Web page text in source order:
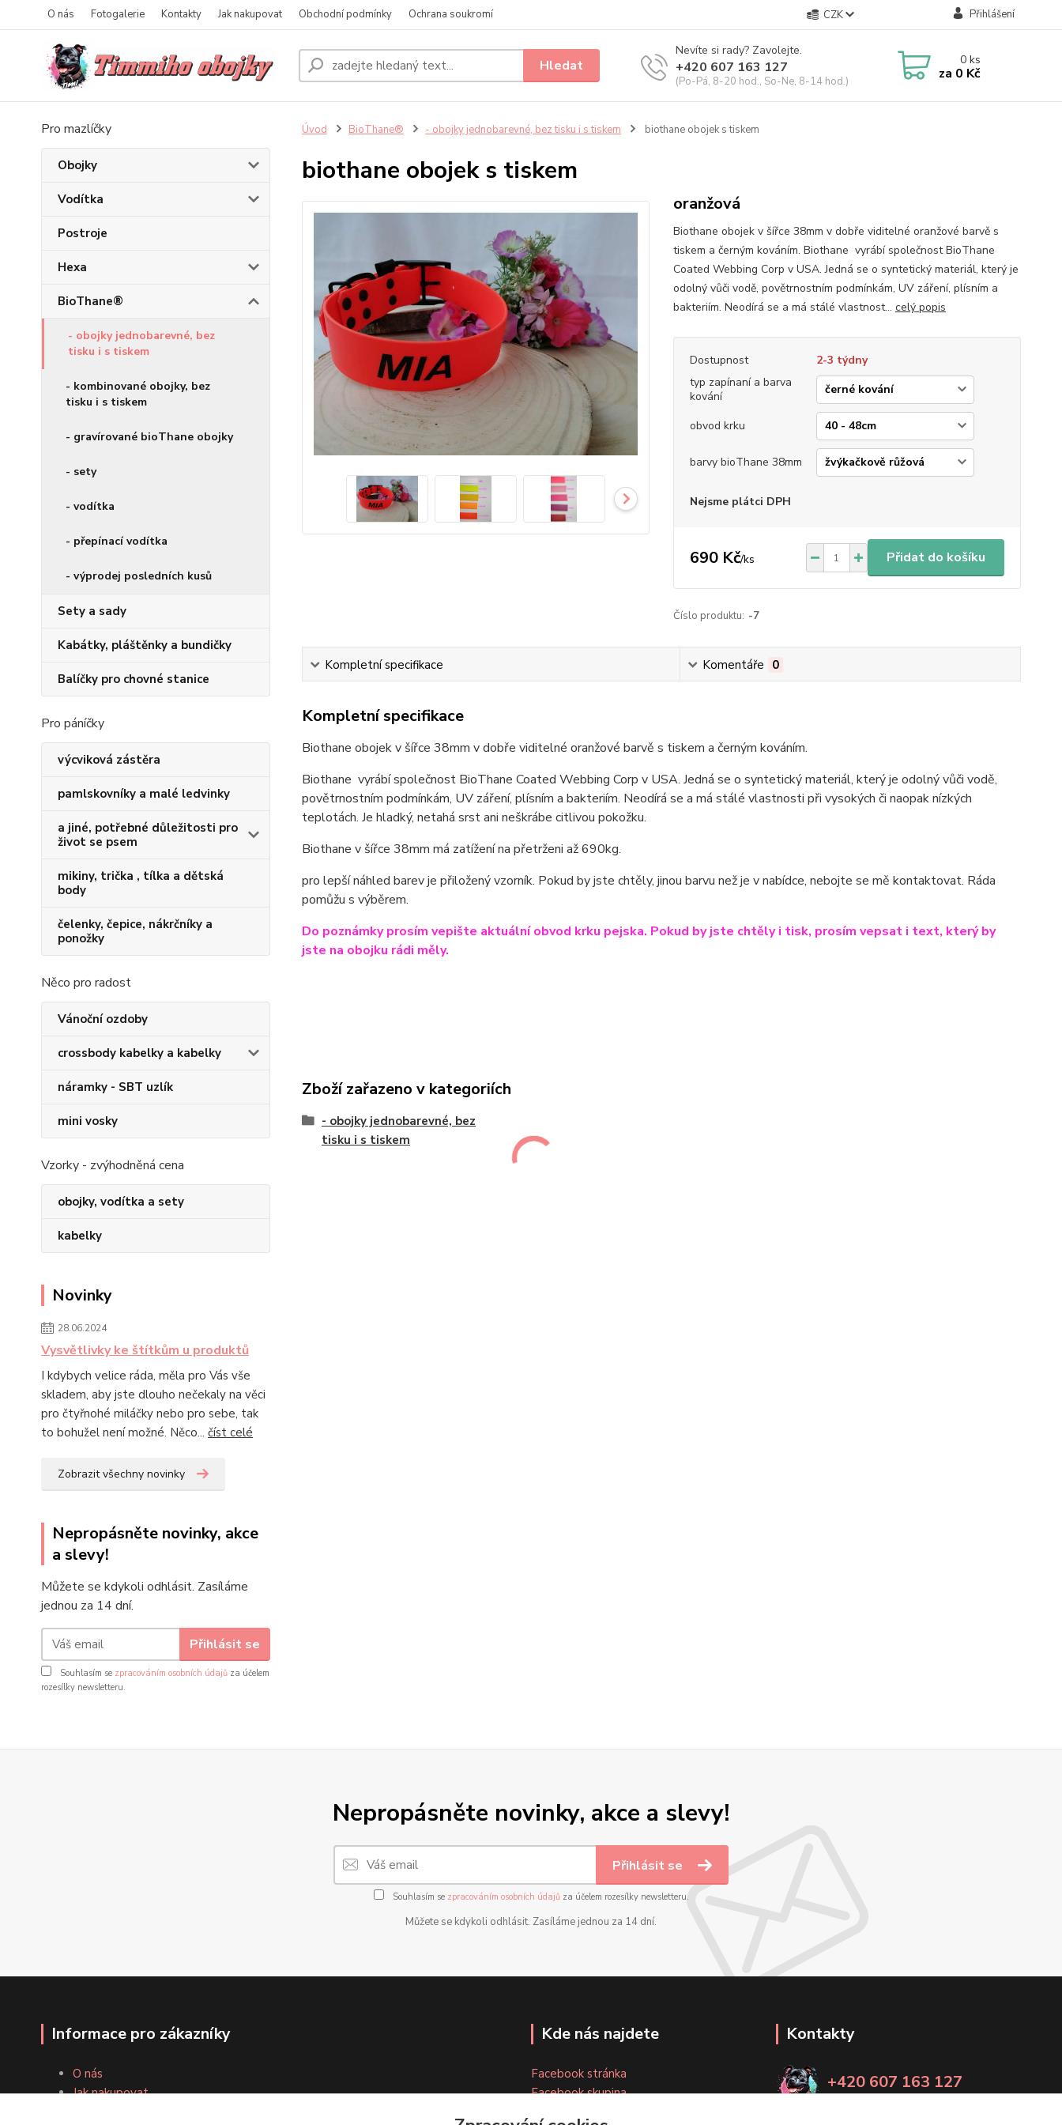
O nás Fotogalerie Kontakty Jak nakupovat Obchodní podmínky Ochrana soukromí CZK Přihlášení
Hledat
Nevíte si rady? Zavolejte.
+420 607 163 127
(Po-Pá, 8-20 hod., So-Ne, 8-14 hod.)
0ks
za 0 Kč
Pro mazlíčky
Obojky
Vodítka
Postroje
Hexa
BioThane®
- obojky jednobarevné, bez
tisku i s tiskem
- kombinované obojky, bez
tisku i s tiskem
- gravírované bioThane obojky
- sety
- vodítka
- přepínací vodítka
- výprodej posledních kusů
Sety a sady
Kabátky, pláštěnky a bundičky
Balíčky pro chovné stanice
Pro páníčky
výcviková zástěra
pamlskovníky a malé ledvinky
a jiné, potřebné důležitosti pro
život se psem
mikiny, trička , tílka a dětská
body
čelenky, čepice, nákrčníky a
ponožky
Něco pro radost
Vánoční ozdoby
crossbody kabelky a kabelky
náramky - SBT uzlík
mini vosky
Vzorky - zvýhodněná cena
obojky, vodítka a sety
kabelky
Novinky
28.06.2024
Vysvětlivky ke štítkům u produktů
I kdybych velice ráda, měla pro Vás vše
skladem, aby jste dlouho nečekaly na věci
pro čtyřnohé miláčky nebo pro sebe, tak
to bohužel není možné. Něco... číst celé
Zobrazit všechny novinky
Nepropásněte novinky, akce
a slevy!
Můžete se kdykoli odhlásit. Zasíláme
jednou za 14 dní.
Přihlásit se
Souhlasím se zpracováním osobních údajů za účelem
rozesílky newsletteru.
Úvod BioThane® - obojky jednobarevné, bez tisku i s tiskem biothane obojek s tiskem
biothane obojek s tiskem
oranžová
Biothane obojek v šířce 38mm v dobře viditelné oranžové barvě s
tiskem a černým kováním. Biothane vyrábí společnost BioThane
Coated Webbing Corp v USA. Jedná se o syntetický materiál, který je
odolný vůči vodě, povětrnostním podmínkám, UV záření, plísním a
bakteriím. Neodírá se a má stálé vlastnost... celý popis
Dostupnost
2-3 týdny
typ zapínaní a barva
kování
obvod krku
barvy bioThane 38mm
Nejsme plátci DPH
690 Kč/ks Přidat do košíku
Číslo produktu: -7
Kompletní specifikace Komentáře 0
Kompletní specifikace
Biothane obojek v šířce 38mm v dobře viditelné oranžové barvě s tiskem a černým kováním.
Biothane vyrábí společnost BioThane Coated Webbing Corp v USA. Jedná se o syntetický materiál, který je odolný vůči vodě,
povětrnostním podmínkám, UV záření, plísním a bakteriím. Neodírá se a má stálé vlastnosti při vysokých či naopak nízkých
teplotách. Je hladký, netahá srst ani neškrábe citlivou pokožku.
Biothane v šířce 38mm má zatížení na přetrženi až 690kg.
pro lepší náhled barev je přiložený vzorník. Pokud by jste chtěly, jinou barvu než je v nabídce, nebojte se mě kontaktovat. Ráda
pomůžu s výběrem.
Do poznámky prosím vepište aktuální obvod krku pejska. Pokud by jste chtěly i tisk, prosím vepsat i text, který by
jste na obojku rádi měly.
Zboží zařazeno v kategoriích
- obojky jednobarevné, bez
tisku i s tiskem
Nepropásněte novinky, akce a slevy!
Přihlásit se
Souhlasím se zpracováním osobních údajůza účelem rozesílky newsletteru.
Můžete se kdykoli odhlásit. Zasíláme jednou za 14 dní.
Informace pro zákazníky
O nás
Jak nakupovat
Kde nás najdete
Facebook stránka
Facebook skupina
Kontakty
+420 607 163 127